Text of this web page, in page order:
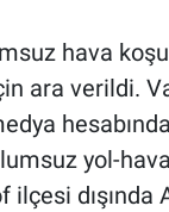
hava
ara verildi.
yol-
ilçesi dışında